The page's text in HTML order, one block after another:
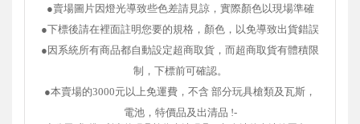
●賣場圖片因燈光導致些色差請見諒，實際顏色以現場準確
●下標後請在裡面註明您要的規格，顏色，以免導致出貨錯誤
●因系統所有商品都自動設定超商取貨，而超商取貨有體積限
制，下標前可確認。
●本賣場的3000元以上免運費，不含 部分玩具槍類及瓦斯，
電池，特價品及出清品 !-